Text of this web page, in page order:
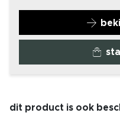
dit product is ook